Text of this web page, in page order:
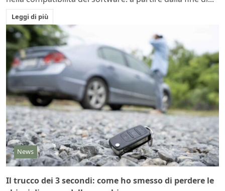
Leggi di più
News
Il trucco dei 3 secondi: come ho smesso di perdere le